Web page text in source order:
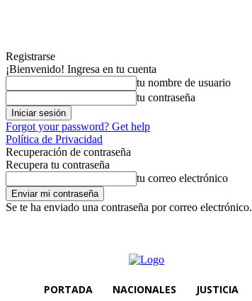
Registrarse
¡Bienvenido! Ingresa en tu cuenta
tu nombre de usuario
tu contraseña
Forgot your password? Get help
Política de Privacidad
Recuperación de contraseña
Recupera tu contraseña
tu correo electrónico
Se te ha enviado una contraseña por correo electrónico.
PORTADA NACIONALES JUSTICIA